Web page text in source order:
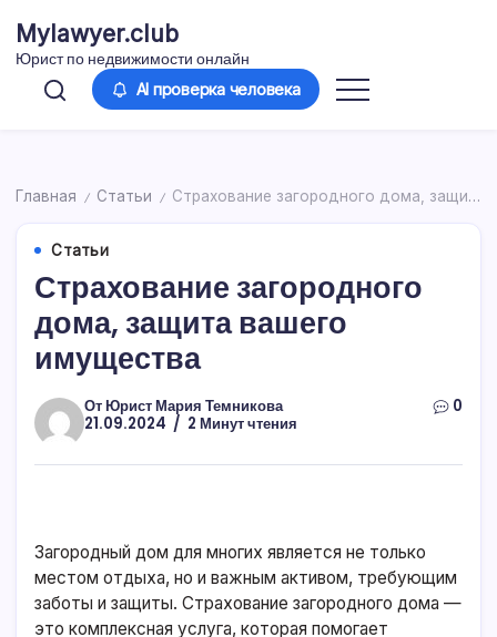
содержимому
Mylawyer.club
Юрист по недвижимости онлайн
AI проверка человека
Главная / Статьи / Страхование загородного дома, защита вашего имущества
Статьи
Страхование загородного
дома, защита вашего
имущества
ОтЮрист Мария Темникова
21.09.2024
2 Минут чтения
0
Загородный дом для многих является не только
местом отдыха, но и важным активом, требующим
заботы и защиты. Страхование загородного дома —
это комплексная услуга, которая помогает